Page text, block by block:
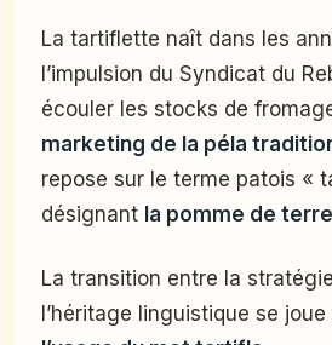
La tartiflette naît dans les
l’impulsion du Syndicat du
écouler les stocks de
marketing de la péla
repose sur le terme patois «
désignant la pomme de terre
La transition entre la
l’héritage linguistique se